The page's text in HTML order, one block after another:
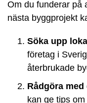
Om du funderar på
nästa byggprojekt
Söka upp
företag i
återbrukade
Rådgöra
kan ge tips